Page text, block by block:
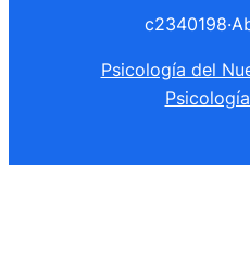
c2340198·
Psicología del